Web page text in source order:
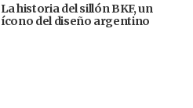
La historia del sillón BKF, un
ícono del diseño argentino